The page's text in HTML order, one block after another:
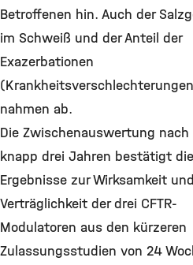
Betroffenen hin. Auch der
im Schweiß und der Anteil der
Exazerbationen
nahmen ab.
Die Zwischenauswertung nach
knapp drei Jahren bestätigt die
Ergebnisse zur Wirksamkeit und
Verträglichkeit der drei CFTR-
Modulatoren aus den kürzeren
Zulassungsstudien von 24